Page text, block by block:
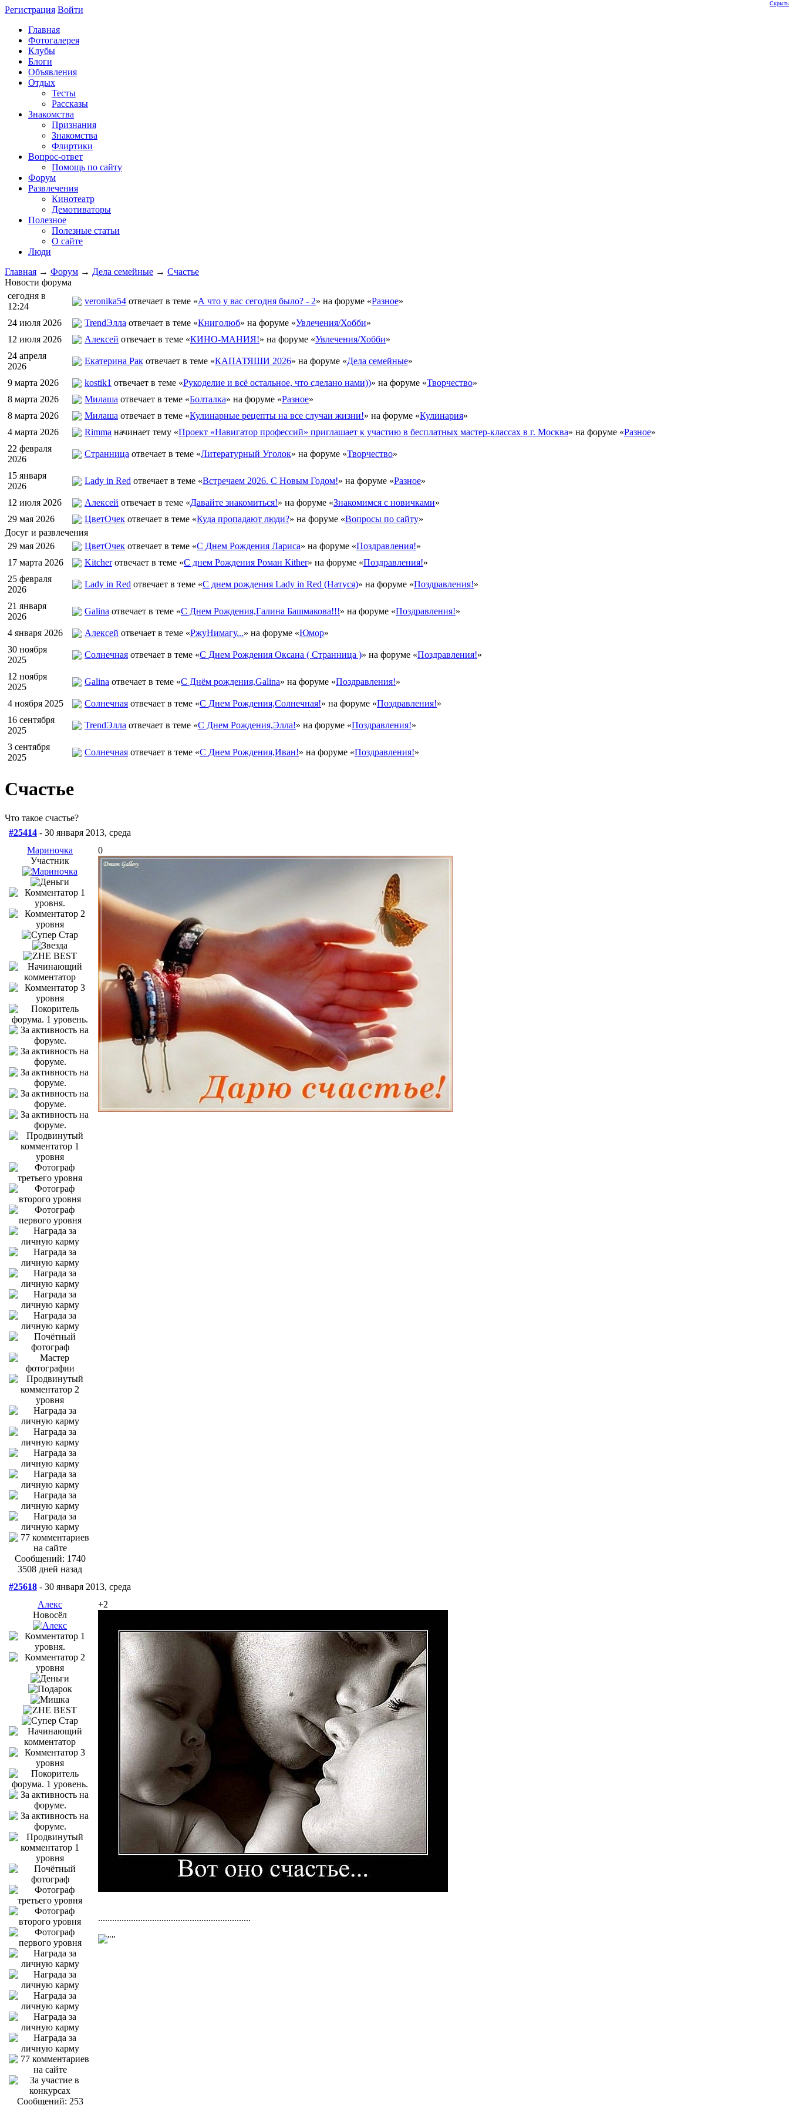
Регистрация Войти
Главная
Фотогалерея
Клубы
Блоги
Объявления
Отдых
Тесты
Рассказы
Знакомства
Признания
Знакомства
Флиртики
Вопрос-ответ
Помощь по сайту
Форум
Развлечения
Кинотеатр
Демотиваторы
Полезное
Полезные статьи
О сайте
Люди
Главная → Форум → Дела семейные → Счастье
Новости форума
сегодня в
12:24
veronika54 отвечает в теме «А что у вас сегодня было? - 2» на форуме «Разное»
24 июля 2026 TrendЭлла отвечает в теме «Книголюб» на форуме «Увлечения/Хобби»
12 июля 2026
Алексей отвечает в теме «КИНО-МАНИЯ!» на форуме «Увлечения/Хобби»
24 апреля
2026
Екатерина Рак отвечает в теме «КАПАТЯШИ 2026» на форуме «Дела семейные»
9 марта 2026 kostik1 отвечает в теме «Рукоделие и всё остальное, что сделано нами))» на форуме «Творчество»
8 марта 2026
Милаша отвечает в теме «Болталка» на форуме «Разное»
8 марта 2026
Милаша отвечает в теме «Кулинарные рецепты на все случаи жизни!» на форуме «Кулинария»
4 марта 2026
Rimma начинает тему «Проект «Навигатор профессий» приглашает к участию в бесплатных мастер-классах в г. Москва» на форуме «Разное»
22 февраля
2026
Странница отвечает в теме «Литературный Уголок» на форуме «Творчество»
15 января
2026
Lady in Red отвечает в теме «Встречаем 2026. С Новым Годом!» на форуме «Разное»
12 июля 2026 Алексей отвечает в теме «Давайте знакомиться!» на форуме «Знакомимся с новичками»
29 мая 2026
ЦветOчек отвечает в теме «Куда пропадают люди?» на форуме «Вопросы по сайту»
Досуг и развлечения
29 мая 2026
ЦветOчек отвечает в теме «С Днем Рождения Лариса» на форуме «Поздравления!»
17 марта 2026
Kitcherотвечает в теме «С днем Рождения Роман Кither» на форуме «Поздравления!»
25 февраля
2026
Lady in Red отвечает в теме «С днем рождения Lady in Red (Натуся)» на форуме «Поздравления!»
21 января
2026
Galina отвечает в теме «С Днем Рождения,Галина Башмакова!!!» на форуме «Поздравления!»
4 января 2026 Алексей отвечает в теме «РжуНимагу...» на форуме «Юмор»
30 ноября
2025
Солнечная отвечает в теме «С Днем Рождения Оксана ( Странница )» на форуме «Поздравления!»
12 ноября
2025
Galina отвечает в теме «С Днём рождения,Galina» на форуме «Поздравления!»
4 ноября 2025 Солнечная отвечает в теме «С Днем Рождения,Солнечная!» на форуме «Поздравления!»
16 сентября
2025
TrendЭлла отвечает в теме «С Днем Рождения,Элла!» на форуме «Поздравления!»
3 сентября
2025
Солнечная отвечает в теме «С Днем Рождения,Иван!» на форуме «Поздравления!»
Счастье
Что такое счастье?
#25414 - 30 января 2013, среда
Мариночка
Участник
Сообщений: 1740
3508 дней назад
0
#25618 - 30 января 2013, среда
Алекс
Новосёл
Сообщений: 253
+2
.................................................................
Скрыть